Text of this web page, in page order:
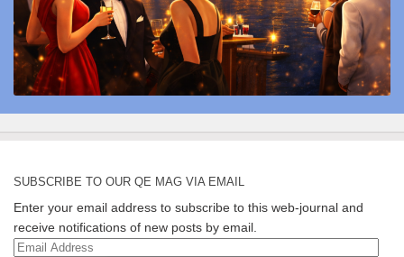
SUBSCRIBE TO OUR QE MAG VIA EMAIL
Enter your email address to subscribe to this web-journal and
receive notifications of new posts by email.
Email